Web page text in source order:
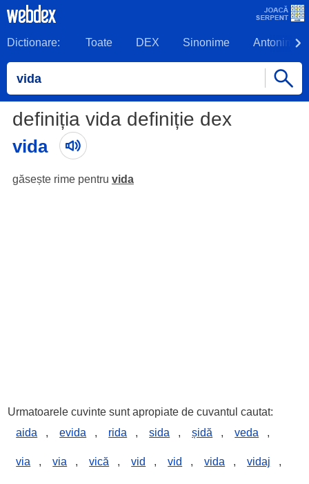
Dictionare: Toate DEX Sinonime Antonime
definiția vida definiție dex
vida
găsește rime pentru vida
Urmatoarele cuvinte sunt apropiate de cuvantul cautat:
aida
, evida , rida , sida , șidă , veda ,
via , via , vică , vid , vid , vida , vidaj ,